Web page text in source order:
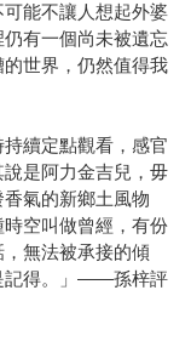
能不讓人想起外婆
有一個尚未被遺忘
世界，仍然值得我
續定點觀看，感官
是阿力金吉兒，毋
氣的新鄉土風物
空叫做曾經，有份
無法被承接的傾
記得。」——孫梓評